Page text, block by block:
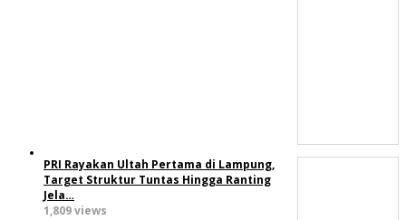
PRI Rayakan Ultah Pertama di Lampung,
Target Struktur Tuntas Hingga Ranting
Jela…
1,809 views